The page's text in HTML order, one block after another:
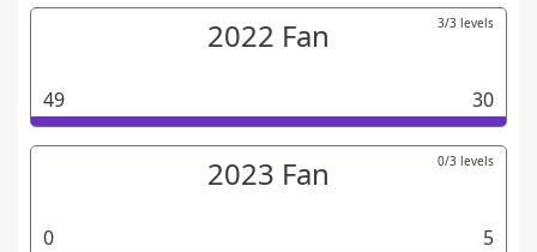
2022 Fan 3/3 levels
49 30
2023 Fan 0/3 levels
0 5